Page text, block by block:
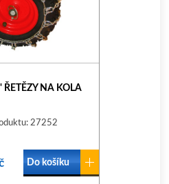
NA KOLA
27252
Do košíku